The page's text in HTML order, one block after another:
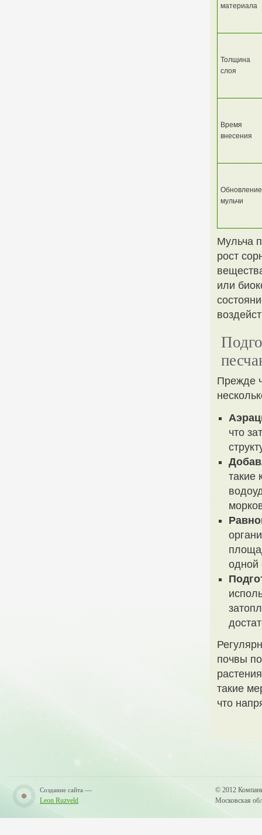
материала
Толщина
слоя
Время
внесения
Обновление
мульчи
Мульча
рост
или
Прежде
что
такие
одной
почвы
такие
что
Создание сайта —
Leon Ruzveld
© 2012
Московская